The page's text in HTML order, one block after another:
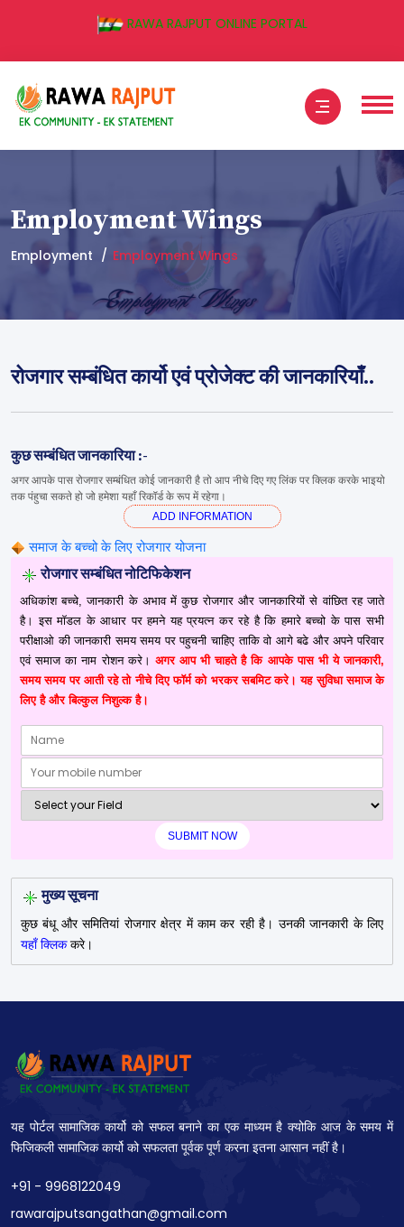
RAWA RAJPUT ONLINE PORTAL
Employment Wings
Employment Employment Wings
रोजगार सम्बंधित कार्यो एवं प्रोजेक्ट की जानकारियाँ..
कुछ सम्बंधित जानकारिया :-
अगर आपके पास रोजगार सम्बंधित कोई जानकारी है तो आप नीचे दिए गए लिंक पर क्लिक करके भाइयो
तक पंहुचा सकते हो जो हमेशा यहाँ रिकॉर्ड के रूप में रहेगा।
ADD INFORMATION
समाज के बच्चो के लिए रोजगार योजना
रोजगार सम्बंधित नोटिफिकेशन
अधिकांश बच्चे, जानकारी के अभाव में कुछ रोजगार और जानकारियों से वांछित रह जाते
है। इस मॉडल के आधार पर हमने यह प्रयत्न कर रहे है कि हमारे बच्चो के पास सभी
परीक्षाओ की जानकारी समय समय पर पहुचनी चाहिए ताकि वो आगे बढे और अपने परिवार
एवं समाज का नाम रोशन करे। अगर आप भी चाहते है कि आपके पास भी ये जानकारी,
समय समय पर आती रहे तो नीचे दिए फॉर्म को भरकर सबमिट करे। यह सुविधा समाज के
लिए है और बिल्कुल निशुल्क है।
मुख्य सूचना
कुछ बंधू और समितियां रोजगार क्षेत्र में काम कर रही है। उनकी जानकारी के लिए
यहाँ क्लिककरे।
यह पोर्टल सामाजिक कार्यो को सफल बनाने का एक माध्यम है क्योकि आज के समय में
फिजिकली सामाजिक कार्यो को सफलता पूर्वक पूर्ण करना इतना आसान नहीं है।
+91 - 9968122049
rawarajputsangathan@gmail.com